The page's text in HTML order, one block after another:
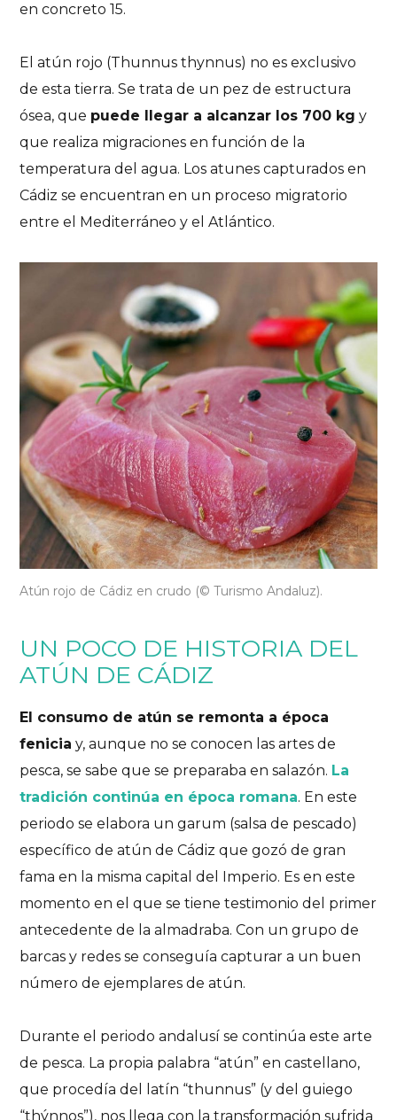
Cádiz Sabores de Andalucía Sentir el viaje
Atún de Cádiz. Sabor,
identidad y tradición
milenaria
EL ATÚN DE CÁDIZ ES UNO DE LOS SABORES
MÁS AUTÉNTICOS DE SU GASTRONOMÍA
15/10/2024 No hay comentarios 9 Likes
en concreto 15.
El atún rojo (Thunnus thynnus) no es exclusivo
de esta tierra. Se trata de un pez de estructura
ósea, que puede llegar a alcanzar los 700 kg y
que realiza migraciones en función de la
temperatura del agua. Los atunes capturados en
Cádiz se encuentran en un proceso migratorio
entre el Mediterráneo y el Atlántico.
Atún rojo de Cádiz en crudo (© Turismo Andaluz).
UN POCO DE HISTORIA DEL
ATÚN DE CÁDIZ
El consumo de atún se remonta a época
fenicia y, aunque no se conocen las artes de
pesca, se sabe que se preparaba en salazón. La
tradición continúa en época romana. En este
periodo se elabora un garum (salsa de pescado)
específico de atún de Cádiz que gozó de gran
fama en la misma capital del Imperio. Es en este
momento en el que se tiene testimonio del primer
antecedente de la almadraba. Con un grupo de
barcas y redes se conseguía capturar a un buen
número de ejemplares de atún.
Durante el periodo andalusí se continúa este arte
de pesca. La propia palabra “atún” en castellano,
que procedía del latín “thunnus” (y del guiego
“thýnnos”), nos llega con la transformación sufrida